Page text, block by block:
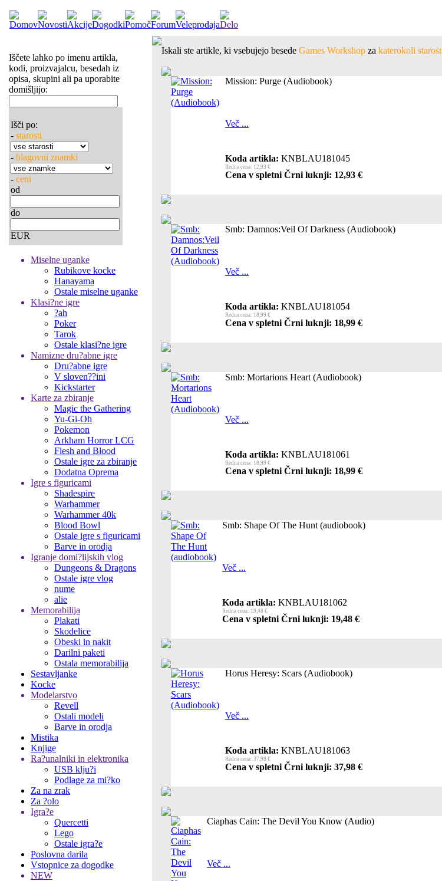
Iščete lahko po imenu artikla,
kodi, proizvajalcu, besedah iz
opisa, skupini ali pa uporabite
domišljijo:
Išči po:
- starosti
- blagovni znamki
- ceni
od
do
EUR
Miselne uganke
Rubikove kocke
Hanayama
Ostale miselne uganke
Klasi?ne igre
?ah
Poker
Tarok
Ostale klasi?ne igre
Namizne dru?abne igre
Dru?abne igre
V sloven??ini
Kickstarter
Karte za zbiranje
Magic the Gathering
Yu-Gi-Oh
Pokemon
Arkham Horror LCG
Flesh and Blood
Ostale igre za zbiranje
Dodatna Oprema
Igre s figuricami
Shadespire
Warhammer
Warhammer 40k
Blood Bowl
Ostale igre s figuricami
Barve in orodja
Igranje domi?lijskih vlog
Dungeons & Dragons
Ostale igre vlog
nume
alie
Memorabilija
Plakati
Skodelice
Obeski in nakit
Darilni paketi
Ostala memorabilija
Sestavljanke
Kocke
Modelarstvo
Revell
Ostali modeli
Barve in orodja
Mistika
Knjige
Ra?unalniki in elektronika
USB klju?i
Podlage za mi?ko
Za na zrak
Za ?olo
Igra?e
Quercetti
Lego
Ostale igra?e
Poslovna darila
Vstopnice za dogodke
NEW
Iskali ste artikle, ki vsebujejo besede Games Workshop za katerokoli starost
Mission: Purge (Audiobook)
Več ...
Koda artikla: KNBLAU181045
Redna cena: 12,93 €
Cena v spletni Črni luknji: 12,93 €
Smb: Damnos:Veil Of Darkness (Audiobook)
Več ...
Koda artikla: KNBLAU181054
Redna cena: 18,99 €
Cena v spletni Črni luknji: 18,99 €
Smb: Mortarions Heart (Audiobook)
Več ...
Koda artikla: KNBLAU181061
Redna cena: 18,99 €
Cena v spletni Črni luknji: 18,99 €
Smb: Shape Of The Hunt (audiobook)
Več ...
Koda artikla: KNBLAU181062
Redna cena: 19,48 €
Cena v spletni Črni luknji: 19,48 €
Horus Heresy: Scars (Audiobook)
Več ...
Koda artikla: KNBLAU181063
Redna cena: 37,98 €
Cena v spletni Črni luknji: 37,98 €
Ciaphas Cain: The Devil You Know (Audio)
Več ...